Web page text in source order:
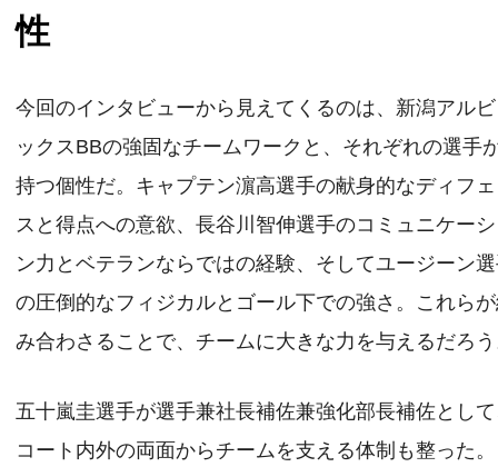
性
今回のインタビューから見えてくるのは、新潟アル
ックスBBの強固なチームワークと、それぞれの選手
持つ個性だ。キャプテン濵高選手の献身的なディフ
スと得点への意欲、長谷川智伸選手のコミュニケー
ン力とベテランならではの経験、そしてユージーン
の圧倒的なフィジカルとゴール下での強さ。これら
み合わさることで、チームに大きな力を与えるだろ
五十嵐圭選手が選手兼社長補佐兼強化部長補佐とし
コート内外の両面からチームを支える体制も整った。